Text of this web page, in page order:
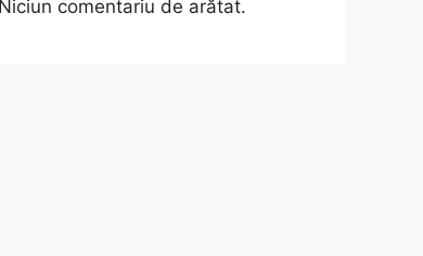
Niciun comentariu de arătat.